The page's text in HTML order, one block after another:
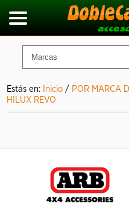
Estás en: Inicio / POR MARCA
HILUX REVO